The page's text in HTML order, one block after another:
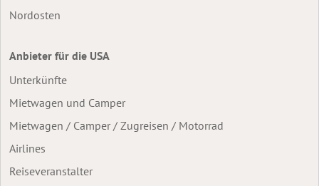
Nordosten
Anbieter für die USA
Unterkünfte
Mietwagen und Camper
Mietwagen / Camper / Zugreisen / Motorrad
Airlines
Reiseveranstalter